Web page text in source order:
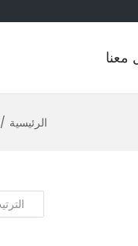
معنا
الرئيسية /